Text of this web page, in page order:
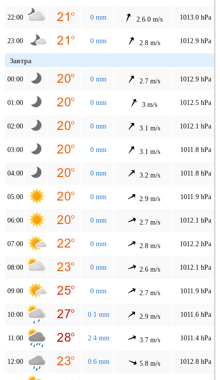
22:00 0 mm 2.6.0 m/s 1013.0 hPa
23:00 0 mm 2.8 m/s 1012.9 hPa
Завтра
00:00 0 mm 2.7 m/s 1012.9 hPa
01:00 0 mm 3 m/s 1012.5 hPa
02:00 0 mm 3.1 m/s 1012.1 hPa
03:00 0 mm 3.1 m/s 1011.8 hPa
04:00 0 mm 3.2 m/s 1011.8 hPa
05:00 0 mm 2.9 m/s 1011.9 hPa
06:00 0 mm 2.7 m/s 1012.1 hPa
07:00 0 mm 2.8 m/s 1012.2 hPa
08:00 0 mm 2.6 m/s 1012.1 hPa
09:00 0 mm 2.7 m/s 1011.9 hPa
10:00 0.1 mm 2.9 m/s 1011.6 hPa
11:00 2.4 mm 3.7 m/s 1011.4 hPa
12:00 0.6 mm 5.8 m/s 1012.8 hPa